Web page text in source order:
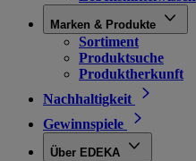
Marken & Produkte
Sortiment
Produktsuche
Produktherkunft
Nachhaltigkeit
Gewinnspiele
Über EDEKA